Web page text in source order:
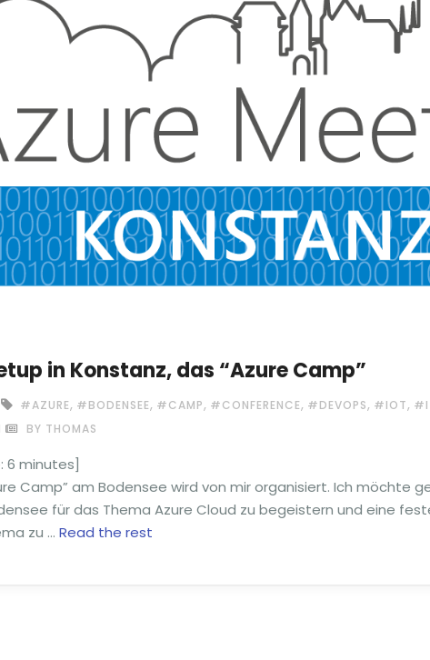
in Konstanz, das “Azure Camp”
#AZURE, #BODENSEE, #CAMP, #CONFERENCE, #DEVOPS, #IOT,
BY THOMAS
6 minutes]
Camp” am Bodensee wird von mir organisiert. Ich möchte
für das Thema Azure Cloud zu begeistern und eine
zu … Read the rest